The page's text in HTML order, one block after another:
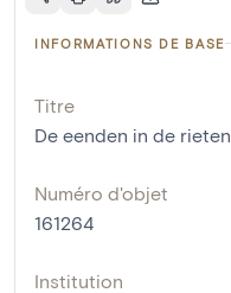
INFORMATIONS DE BASE
Titre
De eenden in de rieten
Numéro d'objet
161264
Institution